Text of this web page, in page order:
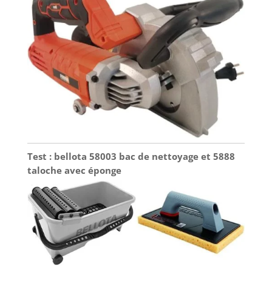
charpentier, notre
équipe de support
amicale et
compétente est là
pour vous aider à
chaque étape.
Votre satisfaction
est notre priorité
absolue !
Test : bellota 58003 bac de nettoyage et 5888
taloche avec éponge